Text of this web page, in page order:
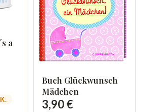
a
Buch Glückwunsch
Mädchen
3,90 €